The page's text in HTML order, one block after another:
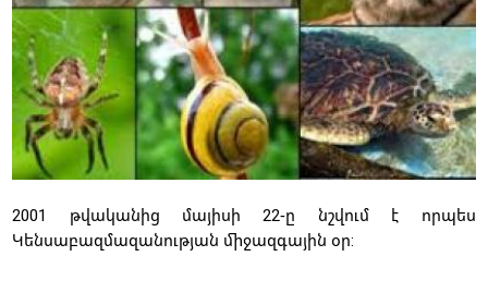
2001 թվականից մայիսի 22-ը նշվում է որպես
Կենսաբազմազանության միջազգային օր: